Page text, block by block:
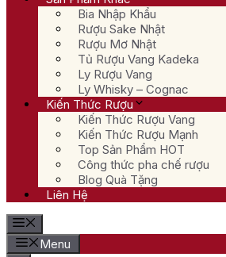
Bia Nhập Khẩu
Rượu Sake Nhật
Rượu Mơ Nhật
Tủ Rượu Vang Kadeka
Ly Rượu Vang
Ly Whisky – Cognac
Kiến Thức Rượu
Kiến Thức Rượu Vang
Kiến Thức Rượu Mạnh
Top Sản Phẩm HOT
Công thức pha chế rượu
Blog Quà Tặng
Liên Hệ
Menu